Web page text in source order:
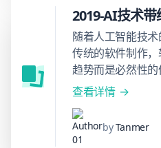
2019-AI技术
随着人工智能技
传统的软件制作
趋势而是必然性的
查看详情
byTanmer